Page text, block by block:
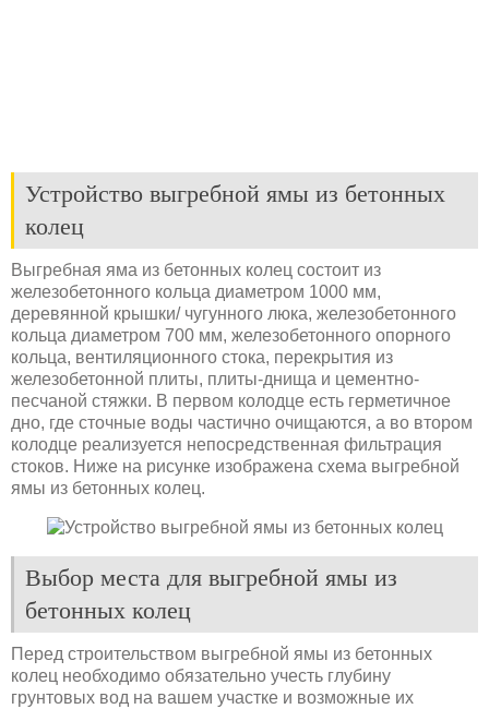
Устройство выгребной ямы из бетонных
колец
Выгребная яма из бетонных колец состоит из
железобетонного кольца диаметром 1000 мм,
деревянной крышки/ чугунного люка, железобетонного
кольца диаметром 700 мм, железобетонного опорного
кольца, вентиляционного стока, перекрытия из
железобетонной плиты, плиты-днища и цементно-
песчаной стяжки. В первом колодце есть герметичное
дно, где сточные воды частично очищаются, а во втором
колодце реализуется непосредственная фильтрация
стоков. Ниже на рисунке изображена схема выгребной
ямы из бетонных колец.
Выбор места для выгребной ямы из
бетонных колец
Перед строительством выгребной ямы из бетонных
колец необходимо обязательно учесть глубину
грунтовых вод на вашем участке и возможные их